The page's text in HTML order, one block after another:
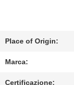
DELLA
Place of Origin:
Marca:
Certificazione: